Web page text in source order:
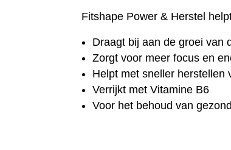
Fitshape Power & Herstel
Draagt bij aan de groei van
Zorgt voor meer focus en
Helpt met sneller herstellen
Verrijkt met Vitamine B6
Voor het behoud van